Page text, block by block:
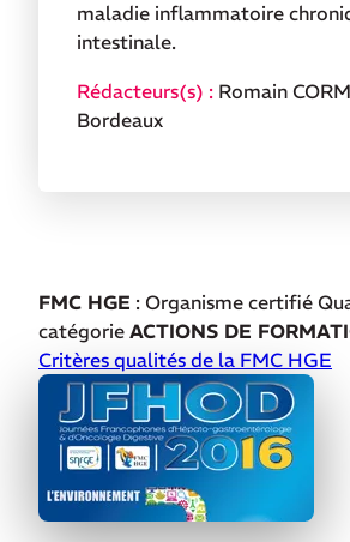
maladie inflammatoire
intestinale.
Romain
Bordeaux
FMC HGE : Organisme certifié
catégorie ACTIONS DE
Critères qualités de la FMC HGE